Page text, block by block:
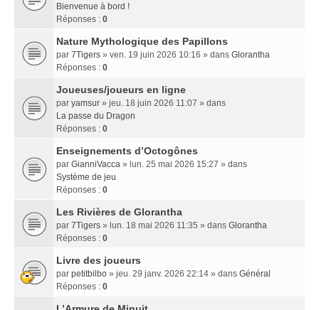
Bienvenue à bord !
Réponses : 0
Nature Mythologique des Papillons
par 7Tigers » ven. 19 juin 2026 10:16 » dans Glorantha
Réponses : 0
Joueuses/joueurs en ligne
par yamsur » jeu. 18 juin 2026 11:07 » dans
La passe du Dragon
Réponses : 0
Enseignements dʼOctogônes
par GianniVacca » lun. 25 mai 2026 15:27 » dans
Système de jeu
Réponses : 0
Les Rivières de Glorantha
par 7Tigers » lun. 18 mai 2026 11:35 » dans Glorantha
Réponses : 0
Livre des joueurs
par petitbilbo » jeu. 29 janv. 2026 22:14 » dans Général
Réponses : 0